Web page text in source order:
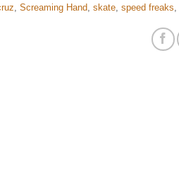
Screaming Hand skate speed freaks